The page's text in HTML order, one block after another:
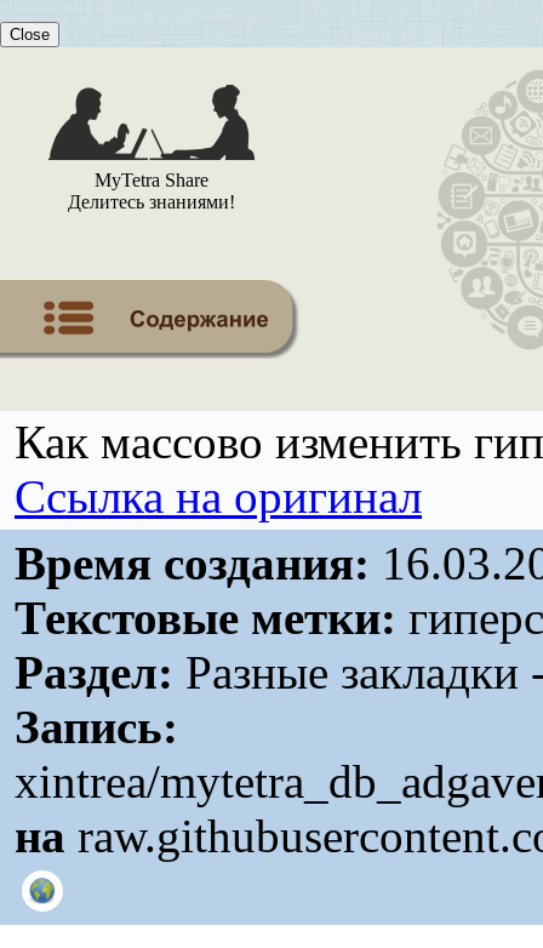
Close
MyTetra Share
Делитесь знаниями!
Как массово изменить
Ссылка на оригинал
Время создания:
Текстовые метки:
Раздел: Разные
Запись:
xintrea/
на